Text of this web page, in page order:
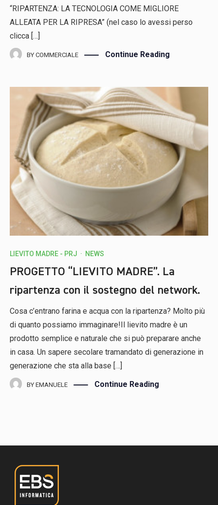
“RIPARTENZA: LA TECNOLOGIA COME MIGLIORE
ALLEATA PER LA RIPRESA” (nel caso lo avessi perso
clicca […]
BY COMMERCIALE Continue Reading
LIEVITO MADRE - PRJ · NEWS
PROGETTO “LIEVITO MADRE”. La
ripartenza con il sostegno del network.
Cosa c’entrano farina e acqua con la ripartenza? Molto più
di quanto possiamo immaginare!Il lievito madre è un
prodotto semplice e naturale che si può preparare anche
in casa. Un sapere secolare tramandato di generazione in
generazione che sta alla base […]
BY EMANUELE Continue Reading